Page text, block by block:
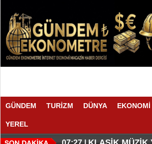
GÜNDEM TURİZM DÜNYA EKONOMİ
YEREL